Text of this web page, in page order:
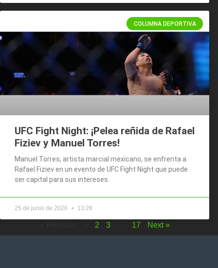
COLUMNA DEPORTIVA
UFC Fight Night: ¡Pelea reñida de Rafael
Fiziev y Manuel Torres!
Manuel Torres, artista marcial mexicano, se enfrenta a
Rafael Fiziev en un evento de UFC Fight Night que puede
ser capital para sus intereses.
25 de junio de 2026 13:28
2 3 17 Next »